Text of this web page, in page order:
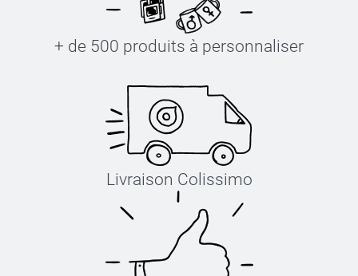
+ de 500 produits à personnaliser
Livraison Colissimo